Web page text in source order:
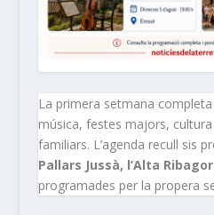
La primera setmana
música, festes majors,
familiars. L’agenda recull sis
Pallars Jussà, l’Alta
programades per la propera